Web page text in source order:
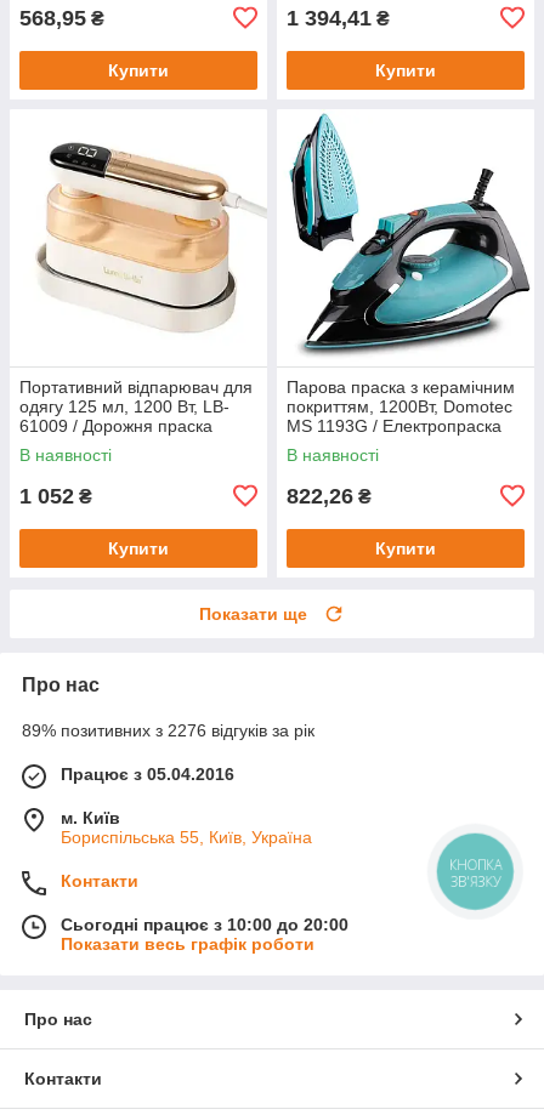
568,95 ₴
Купити
1 394,41 ₴
Купити
Портативний відпарювач для
одягу 125 мл, 1200 Вт, LB-
61009 / Дорожня праска
парова / Міні відпарювач
В наявності
1 052 ₴
Купити
Парова праска з керамічним
покриттям, 1200Вт, Domotec
MS 1193G / Електропраска
для одягу / Праска парова /
Побутова праска
В наявності
822,26 ₴
Купити
Показати ще
Про нас
89% позитивних з 2276 відгуків за рік
Працює з 05.04.2016
м. Київ
Бориспільська 55, Київ, Україна
Контакти
Сьогодні працює з 10:00 до 20:00
Показати весь графік роботи
Про нас
Контакти
КНОПКА
ЗВ'ЯЗКУ